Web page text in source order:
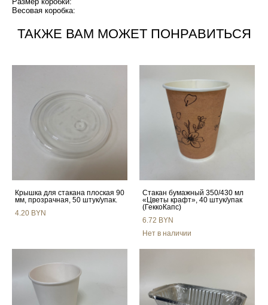
Весовая коробка:
ТАКЖЕ ВАМ МОЖЕТ ПОНРАВИТЬСЯ
Крышка для стакана плоская 90
мм, прозрачная, 50 штук/упак.
4.20 BYN
Стакан бумажный 350/430 мл
«Цветы крафт», 40 штук/упак
(ГеккоКапс)
6.72 BYN
Нет в наличии